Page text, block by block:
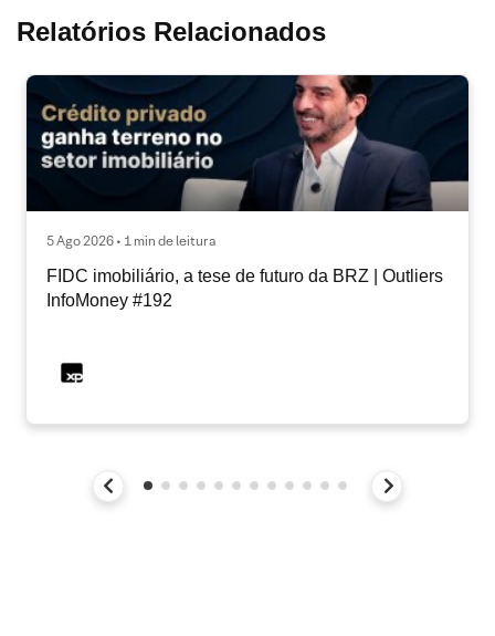
Relatórios Relacionados
5 Ago 2026 • 1 min de leitura
FIDC imobiliário, a tese de futuro da BRZ | Outliers
InfoMoney #192